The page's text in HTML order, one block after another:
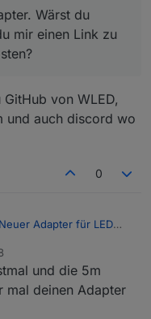
Wärst du
mir einen Link zu
von WLED,
und auch discord wo
0
Adapter für LED
Adapter. Wärst du
du mir einen
Comunity posten?
zu GitHub von WLED,
und die 5m
mal deinen Adapter